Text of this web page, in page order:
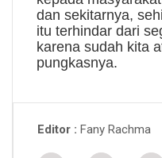
dan sekitarnya,
itu terhindar dari
karena sudah kita
pungkasnya.
Editor Fany Rachma